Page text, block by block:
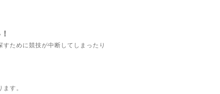
ために競技が中断してしまったり
す。